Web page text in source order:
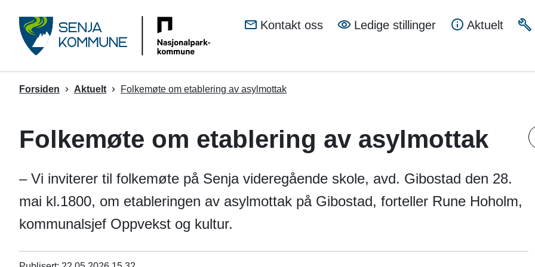
SenjaKontakt oss Ledige stillinger Aktuelt
Du
Forsiden Aktuelt Folkemøte om etablering av asylmottak
Folkemøte om etablering av asylmottak
– Vi inviterer til folkemøte på Senja videregående skole, avd. Gibostad den 28.
mai kl.1800, om etableringen av asylmottak på Gibostad, forteller Rune Hoholm,
kommunalsjef Oppvekst og kultur.